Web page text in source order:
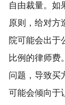
自由裁量。如
原则，给对方
院可能会出于
比例的律师费
问题，导致买
可能会倾向于